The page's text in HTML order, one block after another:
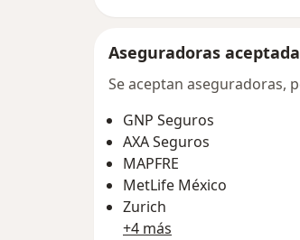
Aseguradoras
Se aceptan aseguradoras,
GNP Seguros
AXA Seguros
MAPFRE
MetLife México
Zurich
+4 más